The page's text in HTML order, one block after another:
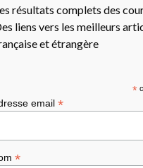
résultats complets des
liens vers les meilleurs
et étrangère
*
email*
*